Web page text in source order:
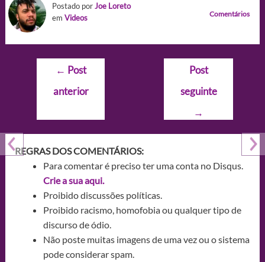
Postado porJoe Loreto
em Videos Comentários
Navegação
Post
← Post
anterior
Post
seguinte
→
REGRAS DOS COMENTÁRIOS:
Para comentar é preciso ter uma conta no Disqus.
Crie a sua aqui.
Proibido discussões políticas.
Proibido racismo, homofobia ou qualquer tipo de
discurso de ódio.
Não poste muitas imagens de uma vez ou o sistema
pode considerar spam.